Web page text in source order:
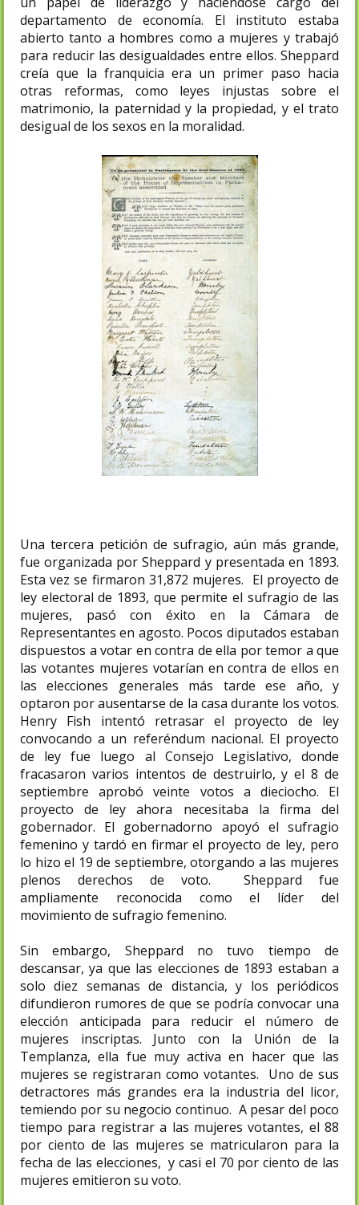
departamento de economía. El instituto estaba
abierto tanto a hombres como a mujeres y trabajó
para reducir las desigualdades entre ellos. Sheppard
creía que la franquicia era un primer paso hacia
otras reformas, como leyes injustas sobre el
matrimonio, la paternidad y la propiedad, y el trato
desigual de los sexos en la moralidad.
Una tercera petición de sufragio, aún más grande,
fue organizada por Sheppard y presentada en 1893.
Esta vez se firmaron 31,872 mujeres. El proyecto de
ley electoral de 1893, que permite el sufragio de las
mujeres, pasó con éxito en la Cámara de
Representantes en agosto. Pocos diputados estaban
dispuestos a votar en contra de ella por temor a que
las votantes mujeres votarían en contra de ellos en
las elecciones generales más tarde ese año, y
optaron por ausentarse de la casa durante los votos.
Henry Fish intentó retrasar el proyecto de ley
convocando a un referéndum nacional. El proyecto
de ley fue luego al Consejo Legislativo, donde
fracasaron varios intentos de destruirlo, y el 8 de
septiembre aprobó veinte votos a dieciocho. El
proyecto de ley ahora necesitaba la firma del
gobernador. El gobernadorno apoyó el sufragio
femenino y tardó en firmar el proyecto de ley, pero
lo hizo el 19 de septiembre, otorgando a las mujeres
plenos derechos de voto. Sheppard fue
ampliamente reconocida como el líder del
movimiento de sufragio femenino.
Sin embargo, Sheppard no tuvo tiempo de
descansar, ya que las elecciones de 1893 estaban a
solo diez semanas de distancia, y los periódicos
difundieron rumores de que se podría convocar una
elección anticipada para reducir el número de
mujeres inscriptas. Junto con la Unión de la
Templanza, ella fue muy activa en hacer que las
mujeres se registraran como votantes. Uno de sus
detractores más grandes era la industria del licor,
temiendo por su negocio continuo. A pesar del poco
tiempo para registrar a las mujeres votantes, el 88
por ciento de las mujeres se matricularon para la
fecha de las elecciones, y casi el 70 por ciento de las
mujeres emitieron su voto.